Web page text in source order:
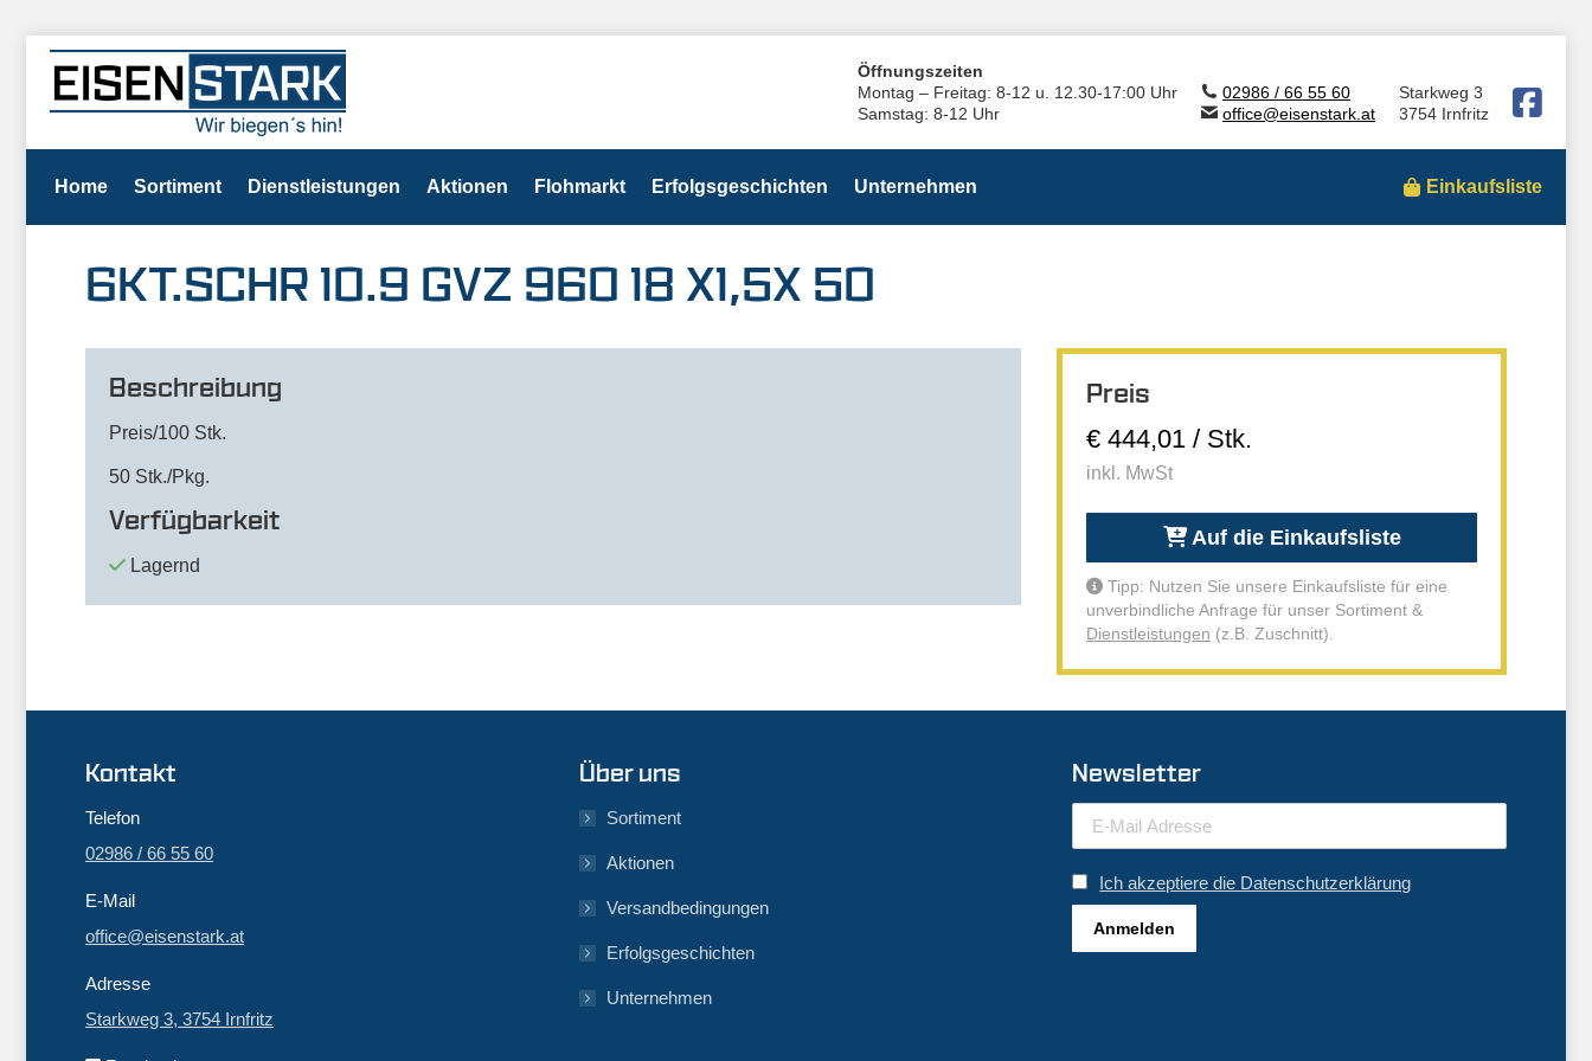
Öffnungszeiten
Montag – Freitag: 8-12 u. 12.30-17:00 Uhr
Samstag: 8-12 Uhr
02986 / 66 55 60
office@eisenstark.at
Starkweg 3
3754 Irnfritz
Home Sortiment Dienstleistungen Aktionen Flohmarkt Erfolgsgeschichten Unternehmen Einkaufsliste
6KT.SCHR 10.9 GVZ 960 18 X1,5X 50
Beschreibung
Preis/100 Stk.
50 Stk./Pkg.
Verfügbarkeit
Lagernd
Preis
€ 444,01 / Stk.
inkl. MwSt
Auf die Einkaufsliste
Tipp: Nutzen Sie unsere Einkaufsliste für eine
unverbindliche Anfrage für unser Sortiment &
Dienstleistungen (z.B. Zuschnitt).
Kontakt
Telefon
02986 / 66 55 60
E-Mail
office@eisenstark.at
Adresse
Starkweg 3, 3754 Irnfritz
Über uns
Sortiment
Aktionen
Versandbedingungen
Erfolgsgeschichten
Unternehmen
Newsletter
Ich akzeptiere die Datenschutzerklärung